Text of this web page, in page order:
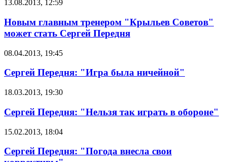
13.08.2013, 12:59
Новым главным тренером "Крыльев Советов"
может стать Сергей Передня
08.04.2013, 19:45
Сергей Передня: "Игра была ничейной"
18.03.2013, 19:30
Сергей Передня: "Нельзя так играть в обороне"
15.02.2013, 18:04
Сергей Передня: "Погода внесла свои